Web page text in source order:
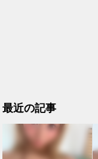
最近の記事